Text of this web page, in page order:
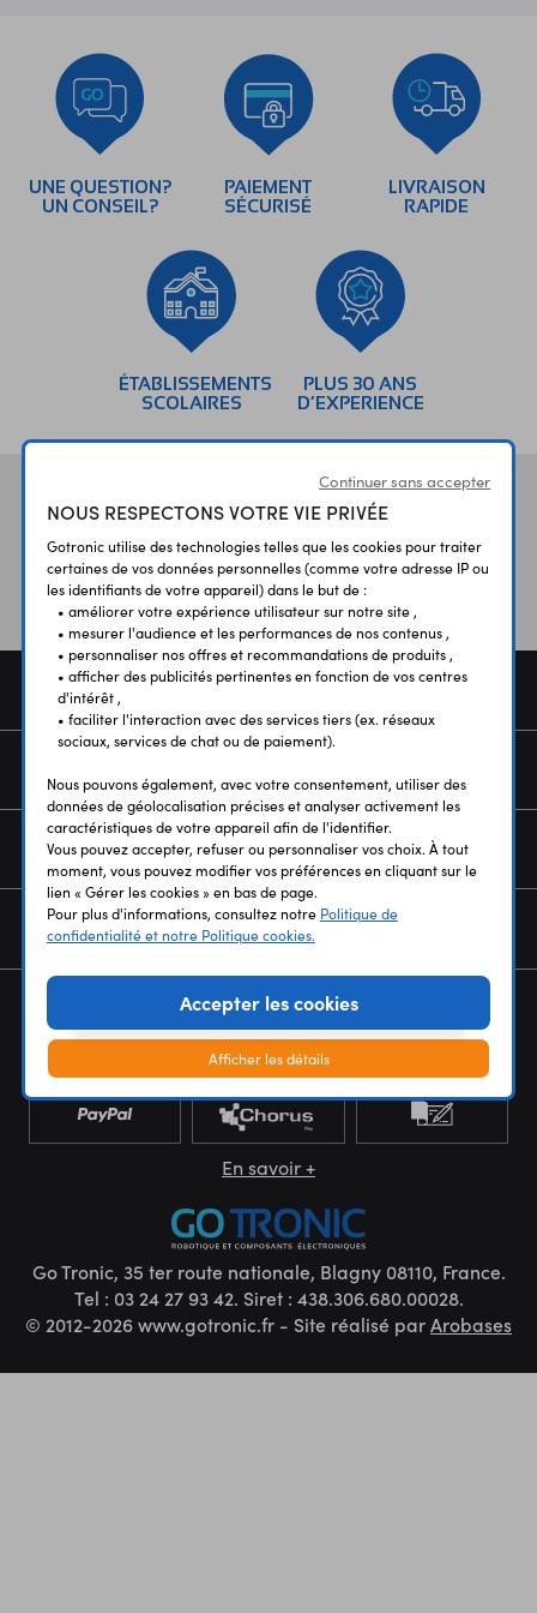
UNE QUESTION?
UN CONSEIL?
PAIEMENT
SÉCURISÉ
LIVRAISON
RAPIDE
ÉTABLISSEMENTS
SCOLAIRES
PLUS 30 ANS
D’EXPERIENCE
Vos aviset témoignages
COMMANDE
NOUS CONNAÎTRE
NEWSLETTER
En savoir +
Go Tronic, 35 ter route nationale, Blagny 08110, France.
Tel : 03 24 27 93 42. Siret : 438.306.680.00028.
© 2012-2026 www.gotronic.fr - Site réalisé parArobases
Continuer sans accepter
NOUS RESPECTONS VOTRE VIE PRIVÉE
Gotronic utilise des technologies telles que les cookies pour traiter
certaines de vos données personnelles (comme votre adresse IP ou
les identifiants de votre appareil) dans le but de :
• améliorer votre expérience utilisateur sur notre site ,
• mesurer l'audience et les performances de nos contenus ,
• personnaliser nos offres et recommandations de produits ,
• afficher des publicités pertinentes en fonction de vos centres
d'intérêt ,
• faciliter l'interaction avec des services tiers (ex. réseaux
sociaux, services de chat ou de paiement).
Nous pouvons également, avec votre consentement, utiliser des
données de géolocalisation précises et analyser activement les
caractéristiques de votre appareil afin de l'identifier.
Vous pouvez accepter, refuser ou personnaliser vos choix. À tout
moment, vous pouvez modifier vos préférences en cliquant sur le
lien « Gérer les cookies » en bas de page.
Pour plus d'informations, consultez notre Politique de
confidentialité et notre Politique cookies.
Accepter les cookies
Afficher les détails